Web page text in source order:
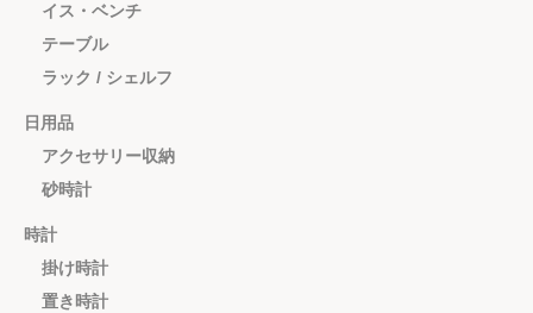
イス・ベンチ
テーブル
ラック / シェルフ
日用品
アクセサリー収納
砂時計
時計
掛け時計
置き時計